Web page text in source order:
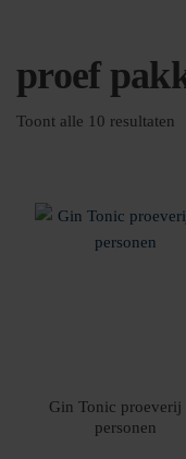
proef
Toont alle 10 resultaten
Gin Tonic proeverij
personen